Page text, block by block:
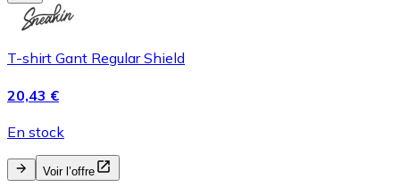
T-shirt Gant Regular Shield
20,43 €
En stock
Voir l’offre